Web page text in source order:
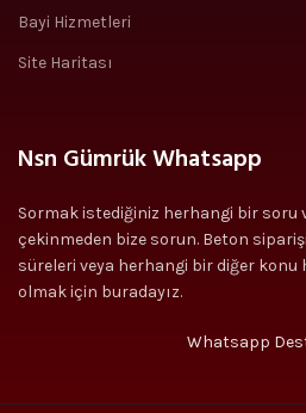
Bayi Hizmetleri
Site Haritası
Nsn Gümrük Whatsapp
Sormak istediğiniz herhangi bir soru
çekinmeden bize sorun. Beton siparişi
süreleri veya herhangi bir diğer konu
olmakiçin buradayız.
Whatsapp